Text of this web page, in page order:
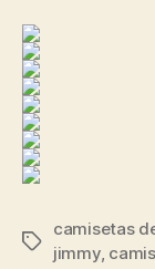
Etiquetas
camisetas
jimmy,